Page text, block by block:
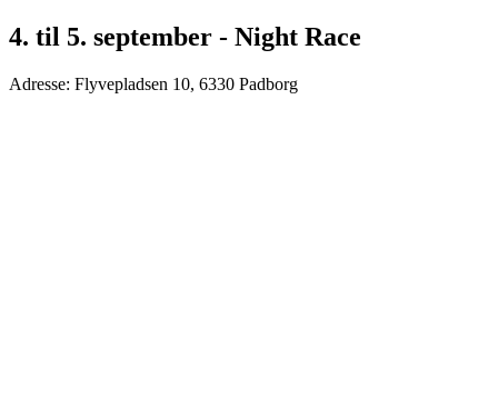
4. til 5. september - Night Race
Adresse: Flyvepladsen 10, 6330 Padborg